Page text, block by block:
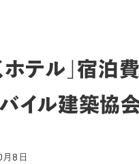
ホテル」宿
イル建築協
8日